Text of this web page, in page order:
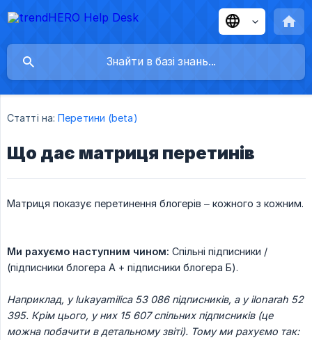
Статті на: Перетини (beta)
Що дає матриця перетинів
Матриця показує перетинення блогерів – кожного з кожним.
Ми рахуємо наступним чином: Спільні підписники /
(підписники блогера А + підписники блогера Б).
Наприклад, у lukayamilica 53 086 підписників, а у ilonarah 52
395. Крім цього, у них 15 607 спільних підписників (це
можна побачити в детальному звіті). Тому ми рахуємо так: